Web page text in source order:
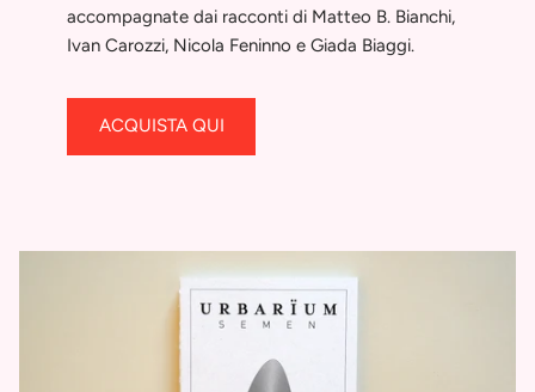
accompagnate dai racconti di Matteo B. Bianchi,
Ivan Carozzi, Nicola Feninno e Giada Biaggi.
ACQUISTA QUI